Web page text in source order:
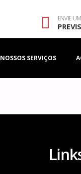
ENVIE
NOSSOS SERVIÇOS